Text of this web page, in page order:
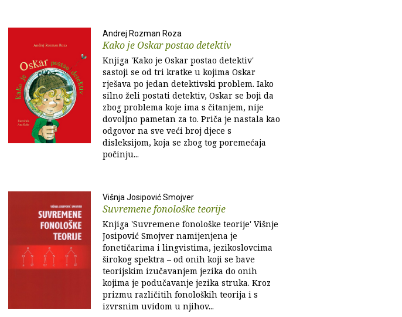
Andrej Rozman Roza
Kako je Oskar postao detektiv
Knjiga 'Kako je Oskar postao detektiv'
sastoji se od tri kratke u kojima Oskar
rješava po jedan detektivski problem. Iako
silno želi postati detektiv, Oskar se boji da
zbog problema koje ima s čitanjem, nije
dovoljno pametan za to. Priča je nastala kao
odgovor na sve veći broj djece s
disleksijom, koja se zbog tog poremećaja
počinju...
Višnja Josipović Smojver
Suvremene fonološke teorije
Knjiga 'Suvremene fonološke teorije' Višnje
Josipović Smojver namijenjena je
fonetičarima i lingvistima, jezikoslovcima
širokog spektra – od onih koji se bave
teorijskim izučavanjem jezika do onih
kojima je podučavanje jezika struka. Kroz
prizmu različitih fonoloških teorija i s
izvrsnim uvidom u njihov...